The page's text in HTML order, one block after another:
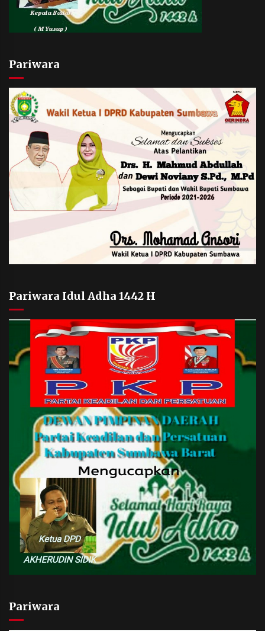
Pariwara
Pariwara Idul Adha 1442 H
Pariwara